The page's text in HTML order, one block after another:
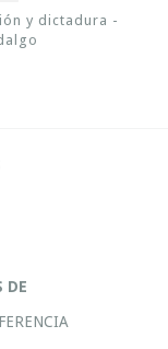
y dictadura -
DE